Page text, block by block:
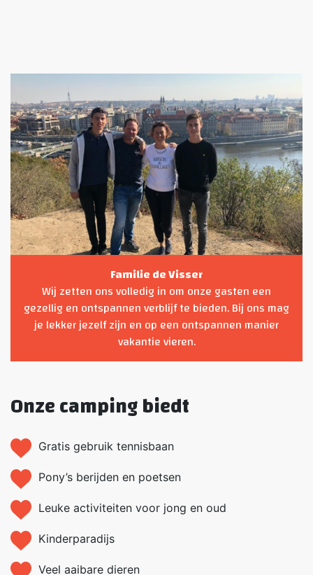
Familie de Visser
Wij zetten ons volledig in om onze gasten een
gezellig en ontspannen verblijf te bieden. Bij ons mag
je lekker jezelf zijn en op een ontspannen manier
vakantie vieren.
Onze camping biedt
Gratis gebruik tennisbaan
Pony’s berijden en poetsen
Leuke activiteiten voor jong en oud
Kinderparadijs
Veel aaibare dieren